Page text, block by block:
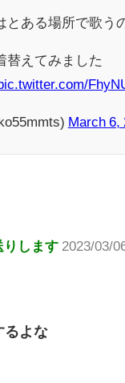
とある場所で歌う
替えてみました
March 6,
りします 2023/03/
るよな